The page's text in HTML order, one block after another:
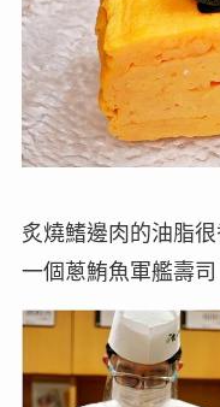
炙燒鰭邊肉的油脂
一個蔥鮪魚軍艦壽司